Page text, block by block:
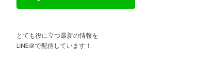
とても役に立つ最新の情報を
LINE＠で配信しています！